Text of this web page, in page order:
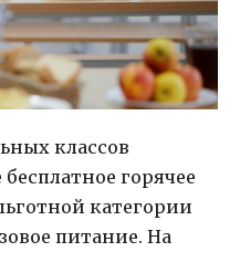
классов
горячее
категории
питание. На